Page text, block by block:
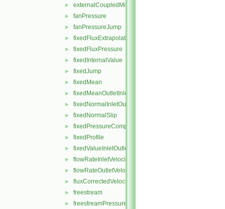
► externalCoupledMixed
► fanPressure
► fanPressureJump
► fixedFluxExtrapolatedPressure
► fixedFluxPressure
► fixedInternalValue
► fixedJump
► fixedMean
► fixedMeanOutletInlet
► fixedNormalInletOutletVelocity
► fixedNormalSlip
► fixedPressureCompressibleDensity
► fixedProfile
► fixedValueInletOutlet
► flowRateInletVelocity
► flowRateOutletVelocity
► fluxCorrectedVelocity
► freestream
► freestreamPressure